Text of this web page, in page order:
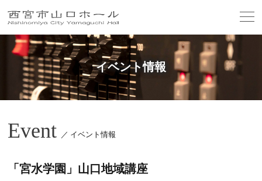
イベント情報
Event ／ イベント情報
「宮水学園」山口地域講座